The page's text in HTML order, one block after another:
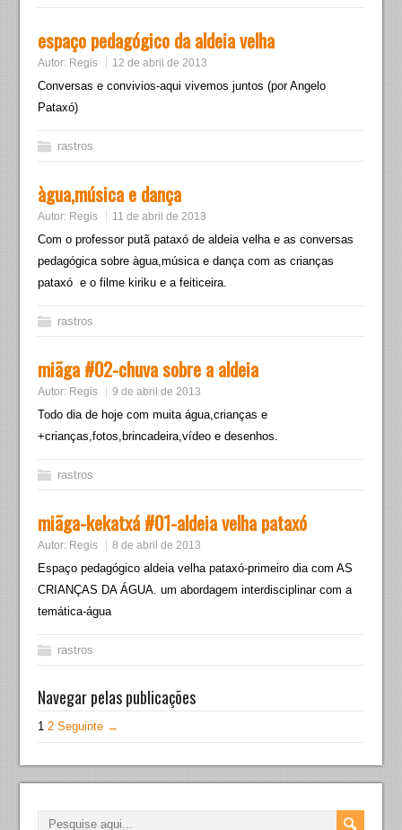
espaço pedagógico da aldeia velha
Autor: Regis 12 de abril de 2013
Conversas e convivios-aqui vivemos juntos (por Angelo
Pataxó)
rastros
àgua,música e dança
Autor: Regis 11 de abril de 2013
Com o professor putã pataxó de aldeia velha e as conversas
pedagógica sobre àgua,música e dança com as crianças
pataxó e o filme kiriku e a feiticeira.
rastros
miãga #02-chuva sobre a aldeia
Autor: Regis 9 de abril de 2013
Todo dia de hoje com muita água,crianças e
+crianças,fotos,brincadeira,vídeo e desenhos.
rastros
miãga-kekatxá #01-aldeia velha pataxó
Autor: Regis 8 de abril de 2013
Espaço pedagógico aldeia velha pataxó-primeiro dia com AS
CRIANÇAS DA ÁGUA. um abordagem interdisciplinar com a
temática-água
rastros
Navegar pelas publicações
1 2 Seguinte →